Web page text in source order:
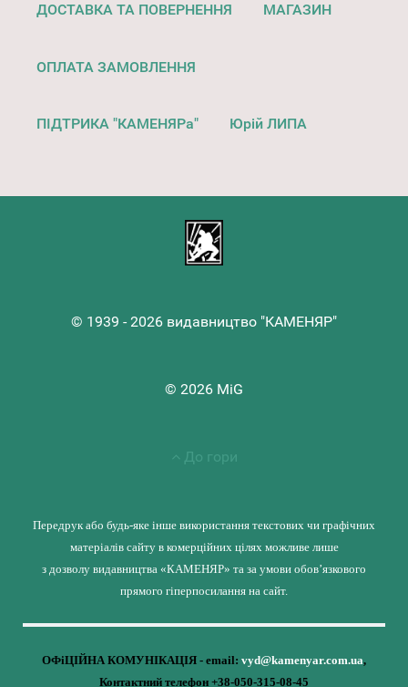
ДОСТАВКА ТА ПОВЕРНЕННЯ МАГАЗИН
ОПЛАТА ЗАМОВЛЕННЯ
ПІДТРИКА "КАМЕНЯРа" Юрій ЛИПА
© 1939 - 2026 видавництво "КАМЕНЯР"
© 2026 MiG
До гори
Передрук або будь-яке інше використання текстових чи графічних
матеріалів сайту в комерційних цілях можливе лише
з дозволу видавництва «КАМЕНЯР» та за умови обов’язкового
прямого гіперпосилання на сайт.
ОФіЦІЙНА КОМУНІКАЦІЯ - email: vyd@kamenyar.com.ua,
Контактний телефон +38-050-315-08-45